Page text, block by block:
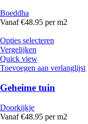
Boeddha
Vanaf €48.95 per m2
Opties selecteren
Vergelijken
Quick view
Toevoegen aan verlanglijst
Geheime tuin
Doorkijkje
Vanaf €48.95 per m2